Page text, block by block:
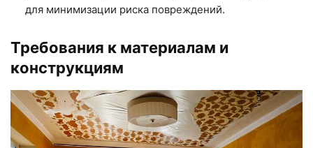
для минимизации риска повреждений.
Требования к материалам и
конструкциям